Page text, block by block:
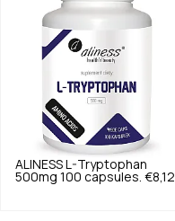
ALINESS
L-Tryptophan
500mg 100 capsules. €8,12